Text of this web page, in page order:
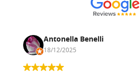
Antonella Benelli
18/12/2025